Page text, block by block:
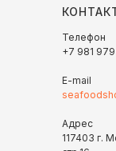
Телефон
+7 981 979
E-mail
Адрес
117403 г.